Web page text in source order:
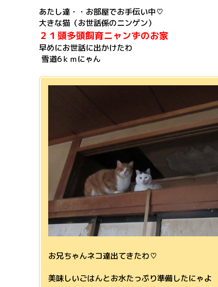
あたし達・・お部屋でお手伝い中♡
大きな猫（お世話係のニンゲン）
２１頭多頭飼育ニャンずのお家
早めにお世話に出かけたわ
雪道6ｋｍにゃん
お兄ちゃんネコ達出てきたわ♡
美味しいごはんとお水たっぷり準備したにゃよ